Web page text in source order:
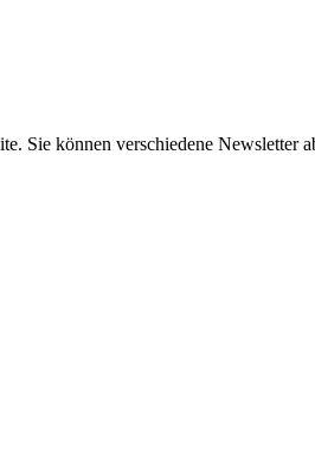
können verschiedene Newsletter